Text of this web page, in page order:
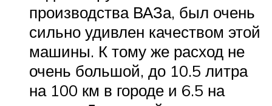
производства ВАЗа, был очень
сильно удивлен качеством этой
машины. К тому же расход не
очень большой, до 10.5 литра
на 100 км в городе и 6.5 на